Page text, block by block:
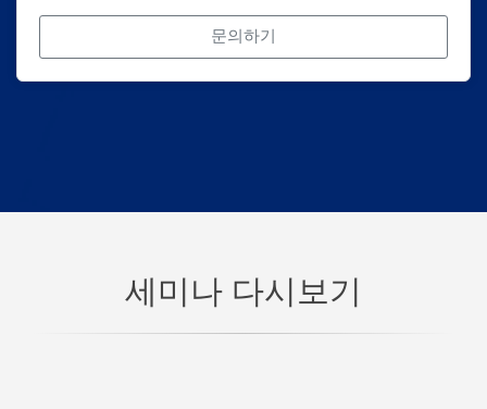
문의하기
세미나 다시보기